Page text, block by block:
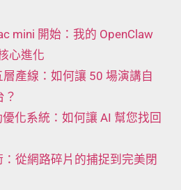
mini 開始：我的 OpenClaw
心進化
產線：如何讓 50 場演講自
？
優化系統：如何讓 AI 幫您找回
從網路碎片的捕捉到完美閉